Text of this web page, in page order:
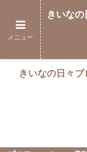
きいなの日々
メニュー
きいなの